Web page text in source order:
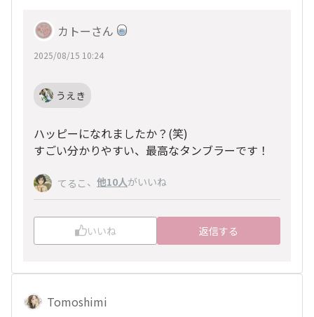
カトーさん
2025/08/15 10:24
うえき
ハッピーになれましたか？(笑)
すごい分かりやすい、最高なタンブラーです！
てるこ 、 他10人がいいね
いいね 返信する
Tomoshimi